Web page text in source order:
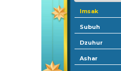
Imsak
Subuh
Dzuhur
Ashar